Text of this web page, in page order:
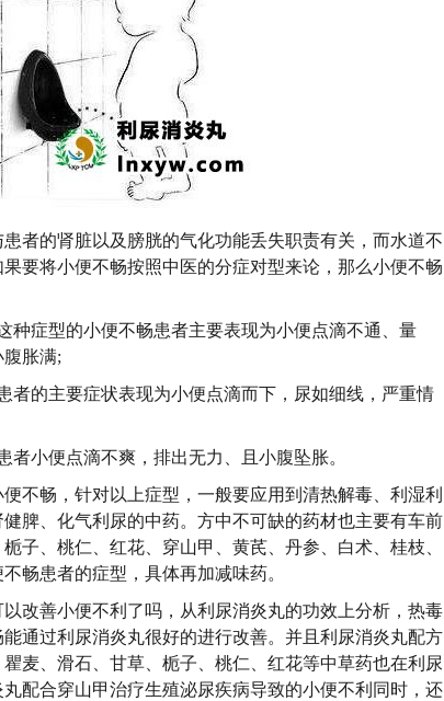
的肾脏以及膀胱的气化功能丢失职责有关，而水道不
要将小便不畅按照中医的分症对型来论，那么小便不畅
症型的小便不畅患者主要表现为小便点滴不通、量
腹胀满;
的主要症状表现为小便点滴而下，尿如细线，严重情
小便点滴不爽，排出无力、且小腹坠胀。
畅，针对以上症型，一般要应用到清热解毒、利湿利
脾、化气利尿的中药。方中不可缺的药材也主要有车前
子、桃仁、红花、穿山甲、黄芪、丹参、白术、桂枝、
畅患者的症型，具体再加减味药。
善小便不利了吗，从利尿消炎丸的功效上分析，热毒
通过利尿消炎丸很好的进行改善。并且利尿消炎丸配方
麦、滑石、甘草、栀子、桃仁、红花等中草药也在利尿
配合穿山甲治疗生殖泌尿疾病导致的小便不利同时，还